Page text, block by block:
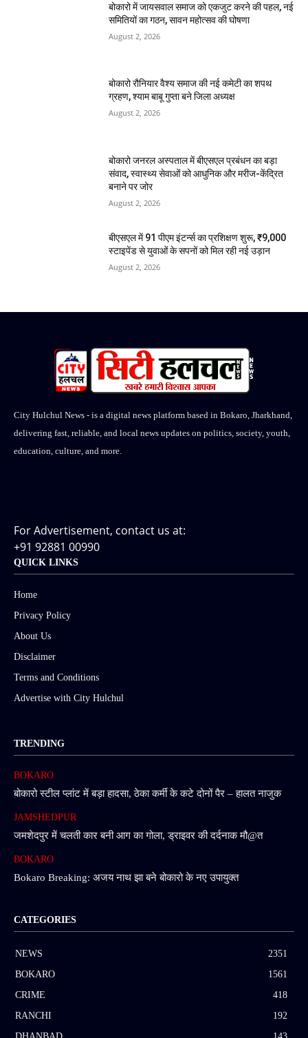
बोकारो में जायसवाल समाज को एकजुट करने की पहल, नई
समितियों का गठन, सावन महोत्सव की घोषणा
August 2, 2026
बोकारो रौनियार वैश्य समाज की नई कमेटी का शपथ
ग्रहण, श्याम बाबू गुप्ता बने जिला अध्यक्ष
August 2, 2026
बोकारो जनरल अस्पताल में बीएसएल प्रबंधन का बड़ा
संवाद, स्वास्थ्य सेवाओं को आधुनिक और मरीज-केंद्रित
बनाने पर जोर
August 2, 2026
बीएसएल में 91 पीएम इंटर्न्स का प्रशिक्षण शुरू, ₹9,000
स्टाइपेंड से युवाओं के सपनों को मिल रही नई उड़ान
August 2, 2026
City Hulchul News - is a digital news platform based in Bokaro, Jharkhand,
delivering fast, reliable, and local news updates on politics, society, youth,
education, culture, and more.
For Advertisement, contact us at:
+91 92881 00990
QUICK LINKS
Home
Privacy Policy
About Us
Disclaimer
Terms and Conditions
Advertise with City Hulchul
TRENDING
BOKARO
बोकारो स्टील प्लांट में बड़ा हादसा, ठेका कर्मी के कटे दोनों पैर – हालत नाजुक
JAMSHEDPUR
जमशेदपुर में चलती कार बनी आग का गोला, ड्राइवर की दर्दनाक मौ@त
BOKARO
Bokaro Breaking: अजय नाथ झा बने बोकारो के नए उपायुक्त
CATEGORIES
NEWS
2351
BOKARO
1561
CRIME
418
RANCHI
192